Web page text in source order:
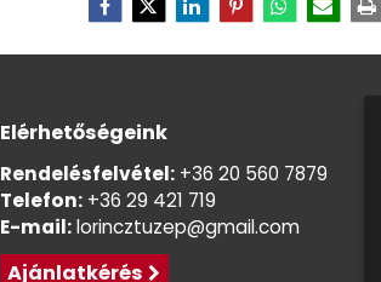
Elérhetőségeink
Rendelésfelvétel: +36 20 560 7879
Telefon: +36 29 421 719
E-mail: lorincztuzep@gmail.com
Ajánlatkérés